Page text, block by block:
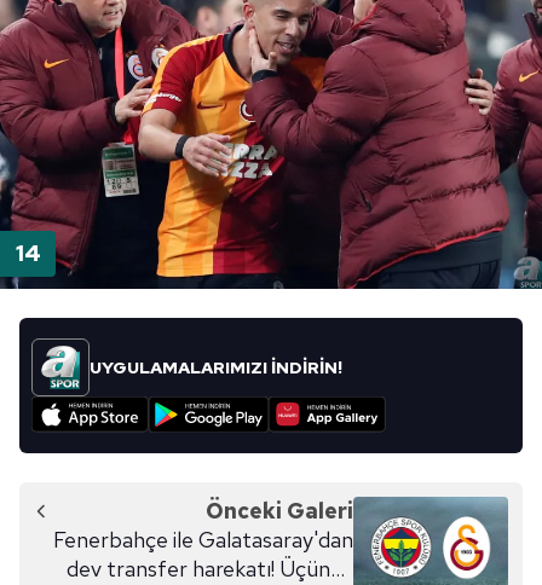
UYGULAMALARIMIZI İNDİRİN!
Önceki Galeri
Fenerbahçe ile Galatasaray'dan
dev transfer harekatı! Üçüncü